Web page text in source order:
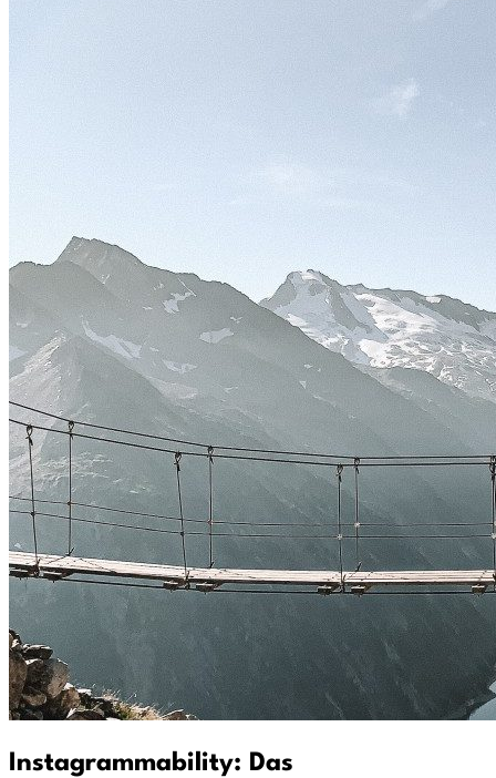
Instagrammability: Das